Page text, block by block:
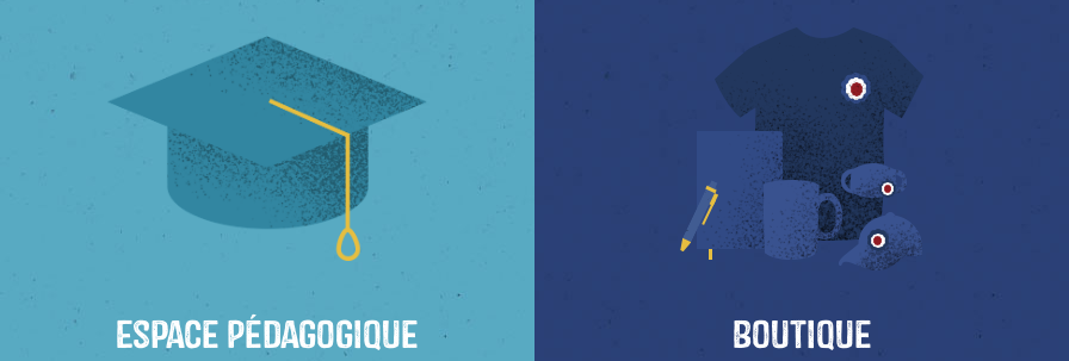
Espace Pédagogique Boutique